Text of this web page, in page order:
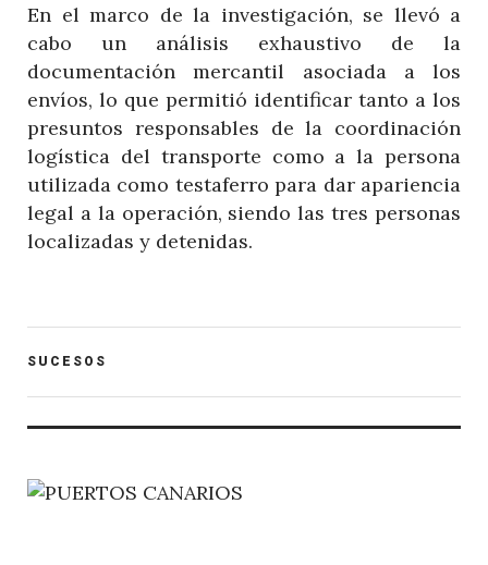
En el marco de la investigación, se llevó a
cabo un análisis exhaustivo de la
documentación mercantil asociada a los
envíos, lo que permitió identificar tanto a los
presuntos responsables de la coordinación
logística del transporte como a la persona
utilizada como testaferro para dar apariencia
legal a la operación, siendo las tres personas
localizadas y detenidas.
POST
SUCESOS